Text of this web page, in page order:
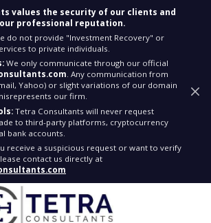
values the security of our clients and
professional reputation.
do not provide "Investment Recovery" or
to private individuals.
We only communicate through our official
. Any communication from
Yahoo) or slight variations of our domain
our firm.
Tetra Consultants will never request
to third-party platforms, cryptocurrency
bank accounts.
receive a suspicious request or want to verify
contact us directly at